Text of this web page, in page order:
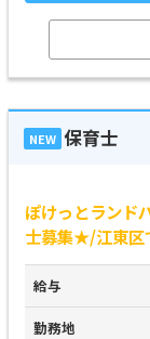
NEW 保育士
ぽけっとランド
士募集★/江東
給与
勤務地